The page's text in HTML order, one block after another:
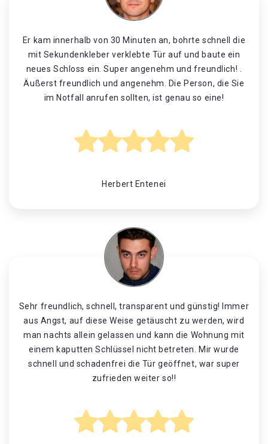
Er kam innerhalb von 30 Minuten an, bohrte schnell die
mit Sekundenkleber verklebte Tür auf und baute ein
neues Schloss ein. Super angenehm und freundlich! .
Äußerst freundlich und angenehm. Die Person, die Sie
im Notfall anrufen sollten, ist genau so eine!
Herbert Entenei
Sehr freundlich, schnell, transparent und günstig! Immer
aus Angst, auf diese Weise getäuscht zu werden, wird
man nachts allein gelassen und kann die Wohnung mit
einem kaputten Schlüssel nicht betreten. Mir wurde
schnell und schadenfrei die Tür geöffnet, war super
zufrieden weiter so!!